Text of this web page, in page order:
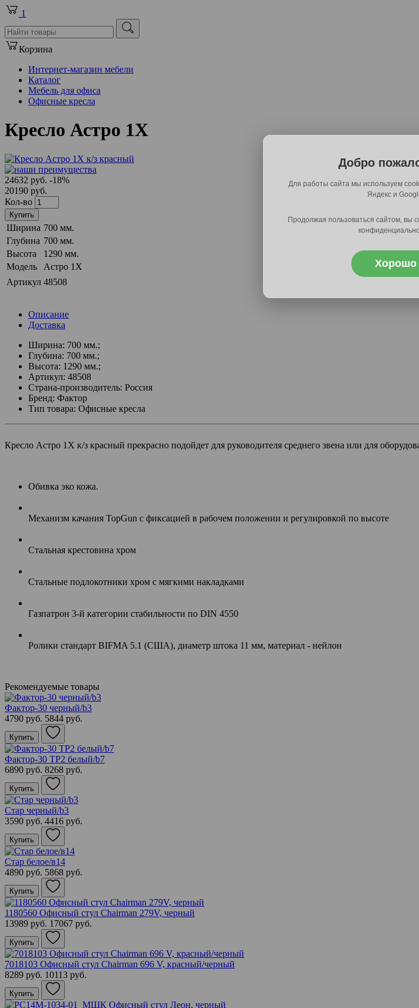
1
Корзина
Интернет-магазин мебели
Каталог
Мебель для офиса
Офисные кресла
Кресло Астро 1Х
24632 руб. -18%
20190 руб.
Кол-во
Купить
Ширина 700 мм.
Глубина 700 мм.
Высота
1290 мм.
Модель
Астро 1Х
Артикул 48508
Описание
Доставка
Ширина: 700 мм.;
Глубина: 700 мм.;
Высота: 1290 мм.;
Артикул: 48508
Страна-производитель: Россия
Бренд: Фактор
Тип товара: Офисные кресла
Кресло Астро 1Х к/з красный прекрасно подойдет для руководителя среднего звена или для
Обивка эко кожа.
Механизм качания TopGun с фиксацией в рабочем положении и регулировкой по высоте
Стальная крестовина хром
Стальные подлокотники хром с мягкими накладками
Газпатрон 3-й категории стабильности по DIN 4550
Ролики стандарт BIFMA 5.1 (США), диаметр штока 11 мм, материал - нейлон
Рекомендуемые товары
Фактор-30 черный/b3
4790 руб. 5844 руб.
Купить
Фактор-30 ТР2 белый/b7
6890 руб. 8268 руб.
Купить
Стар черный/b3
3590 руб. 4416 руб.
Купить
Стар белое/в14
4890 руб. 5868 руб.
Купить
1180560 Офисный стул Chairman 279V, черный
13989 руб. 17067 руб.
Купить
7018103 Офисный стул Chairman 696 V, красный/черный
8289 руб. 10113 руб.
Купить
Добро
Для работы сайта мы используем
Яндекс и
Продолжая пользоваться сайтом, вы
Хорошо